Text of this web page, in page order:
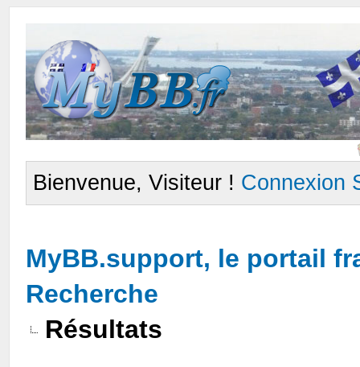
Bienvenue, Visiteur ! Connexion
MyBB.support, le portail
Recherche
Résultats